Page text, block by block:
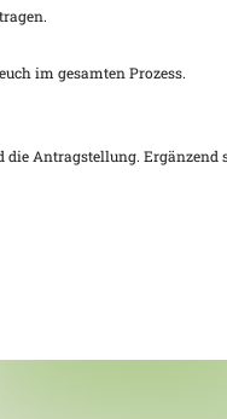
im gesamten Prozess.
Antragstellung. Ergänzend